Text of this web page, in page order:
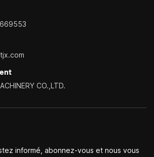
et de manière plus
dans les centres de personnalisation
domestiques, les petits
et fraisages multifonctionnels
CO.,LTD.
informé, abonnez-vous et nous vous